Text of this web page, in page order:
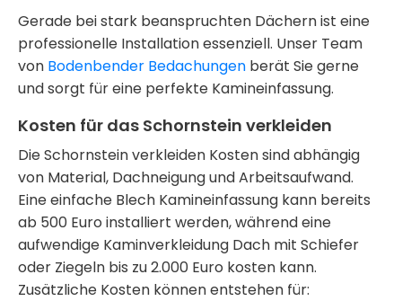
Gerade bei stark beanspruchten Dächern ist eine
professionelle Installation essenziell. Unser Team
von Bodenbender Bedachungen berät Sie gerne
und sorgt für eine perfekte Kamineinfassung.
Kosten für das Schornstein verkleiden
DieSchornstein verkleiden Kostensind abhängig
von Material, Dachneigung und Arbeitsaufwand.
Eine einfache Blech Kamineinfassung kann bereits
ab 500 Euro installiert werden, während eine
aufwendige Kaminverkleidung Dach mit Schiefer
oder Ziegeln bis zu 2.000 Euro kosten kann.
Zusätzliche Kosten können entstehen für: